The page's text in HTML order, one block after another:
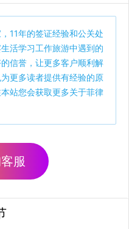
11年的签证经验和公关处
活学习工作旅游中遇到的
信誉，让更多客户顺利解
更多读者提供有经验的原
站您会获取更多关于菲律
服